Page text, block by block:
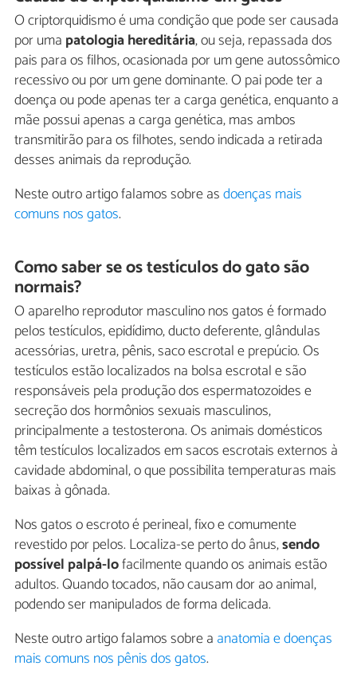
O criptorquidismo é uma condição que pode ser causada
por uma patologia hereditária, ou seja, repassada dos
pais para os filhos, ocasionada por um gene autossômico
recessivo ou por um gene dominante. O pai pode ter a
doença ou pode apenas ter a carga genética, enquanto a
mãe possui apenas a carga genética, mas ambos
transmitirão para os filhotes, sendo indicada a retirada
desses animais da reprodução.
Neste outro artigo falamos sobre asdoenças mais
comuns nos gatos.
Como saber se os testículos do gato são
normais?
O aparelho reprodutor masculino nos gatos é formado
pelos testículos, epidídimo, ducto deferente, glândulas
acessórias, uretra, pênis, saco escrotal e prepúcio. Os
testículos estão localizados na bolsa escrotal e são
responsáveis pela produção dos espermatozoides e
secreção dos hormônios sexuais masculinos,
principalmente a testosterona. Os animais domésticos
têm testículos localizados em sacos escrotais externos à
cavidade abdominal, o que possibilita temperaturas mais
baixas à gônada.
Nos gatos o escroto é perineal, fixo e comumente
revestido por pelos. Localiza-se perto do ânus,sendo
possível palpá-lofacilmente quando os animais estão
adultos. Quando tocados, não causam dor ao animal,
podendo ser manipulados de forma delicada.
Neste outro artigo falamos sobre a anatomia e doenças
mais comuns nos pênis dos gatos.